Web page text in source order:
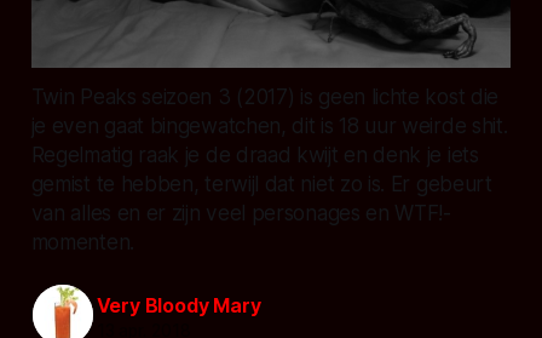
Twin Peaks seizoen 3 (2017) is geen lichte kost die
je even gaat bingewatchen, dit is 18 uur weirde shit.
Regelmatig raak je de draad kwijt en denk je iets
gemist te hebben, terwijl dat niet zo is. Er gebeurt
van alles en er zijn veel personages en WTF!-
momenten.
Very Bloody Mary